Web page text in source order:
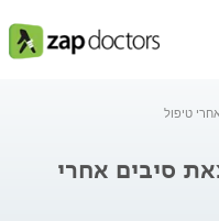
טיפול
סיבים אחרי